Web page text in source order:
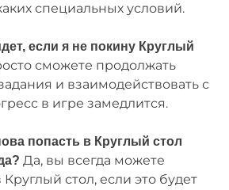
специальных условий.
если я не покину Круглый
сможете продолжать
и взаимодействовать с
в игре замедлится.
попасть в Круглый стол
Да, вы всегда можете
Круглый стол, если это будет